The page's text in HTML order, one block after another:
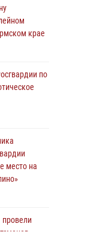
крае
по
место на